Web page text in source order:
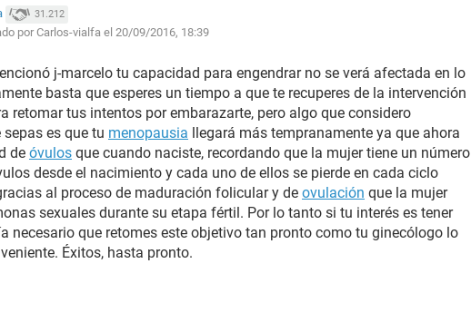
31.212
por Carlos-vialfa el 20/09/2016, 18:39
j-marcelo tu capacidad para engendrar no se verá afectada en lo
basta que esperes un tiempo a que te recuperes de la intervención
retomar tus intentos por embarazarte, pero algo que considero
es que tu menopausia llegará más tempranamente ya que ahora
de óvulos que cuando naciste, recordando que la mujer tiene un número
desde el nacimiento y cada uno de ellos se pierde en cada ciclo
al proceso de maduración folicular y de ovulación que la mujer
sexuales durante su etapa fértil. Por lo tanto si tu interés es tener
necesario que retomes este objetivo tan pronto como tu ginecólogo lo
Éxitos, hasta pronto.